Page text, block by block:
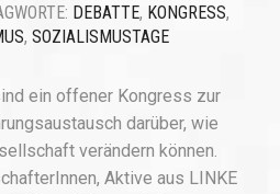
DEBATTE, KONGRESS,
, SOZIALISMUSTAGE
ein offener Kongress zur
darüber, wie
verändern können.
Aktive aus LINKE